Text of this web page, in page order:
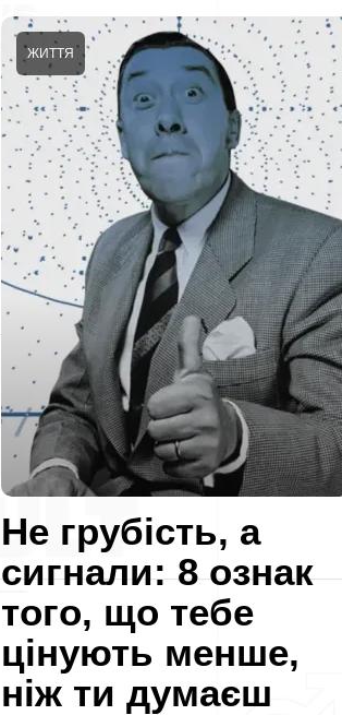
Не грубість, а
сигнали: 8 ознак
того, що тебе
цінують менше,
ніж ти думаєш
ЖИТТЯ